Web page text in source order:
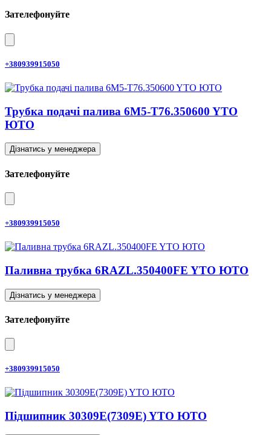
Зателефонуйте
+380939915050
Трубка подачі палива 6M5-T76.350600 YTO
ЮТО
Дізнатись у менеджера
Зателефонуйте
+380939915050
Паливна трубка 6RAZL.350400FE YTO ЮТО
Дізнатись у менеджера
Зателефонуйте
+380939915050
Підшипник 30309E(7309E) YTO ЮТО